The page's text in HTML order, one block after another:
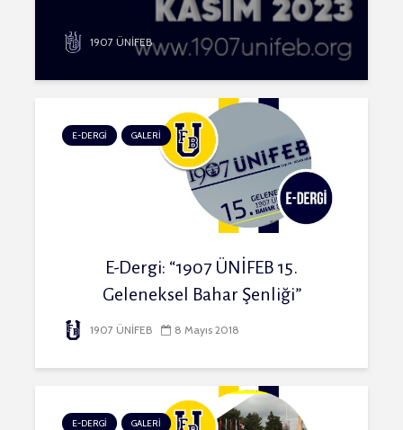
1907 ÜNİFEB
E-DERGİ GALERİ
E-Dergi: “1907 ÜNİFEB 15.
Geleneksel Bahar Şenliği”
1907 ÜNİFEB 8 Mayıs 2018
E-DERGİ GALERİ